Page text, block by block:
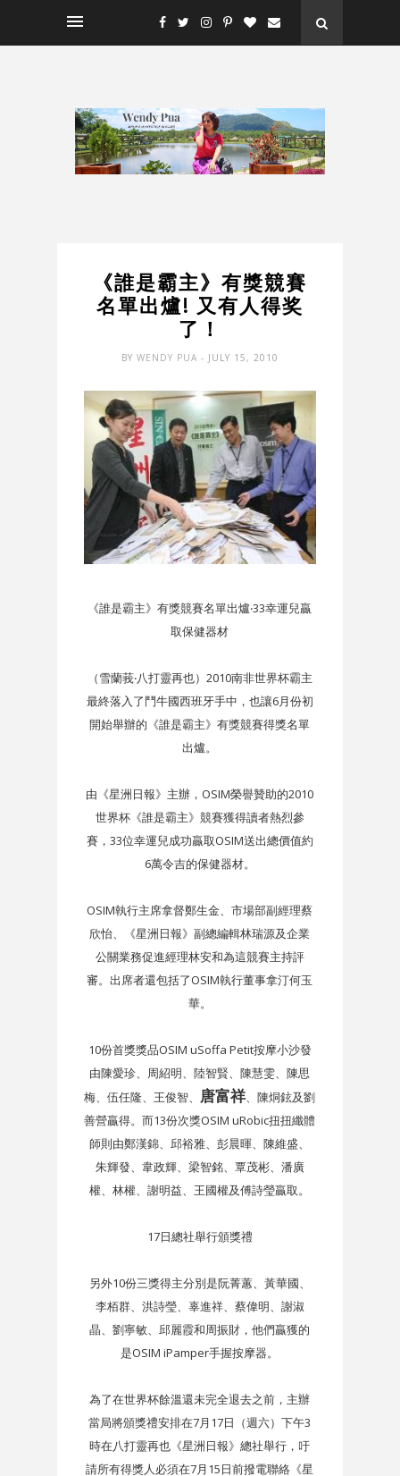
《誰是霸主》有獎競賽
名單出爐! 又有人得奖
了！
BY WENDY PUA - JULY 15, 2010
《誰是霸主》有獎競賽名單出爐‧33幸運兒贏
取保健器材
（雪蘭莪‧八打靈再也）2010南非世界杯霸主
最終落入了鬥牛國西班牙手中，也讓6月份初
開始舉辦的《誰是霸主》有獎競賽得獎名單
出爐。
由《星洲日報》主辦，OSIM榮譽贊助的2010
世界杯《誰是霸主》競賽獲得讀者熱烈參
賽，33位幸運兒成功贏取OSIM送出總價值約
6萬令吉的保健器材。
OSIM執行主席拿督鄭生金、市場部副經理蔡
欣怡、《星洲日報》副總編輯林瑞源及企業
公關業務促進經理林安和為這競賽主持評
審。出席者還包括了OSIM執行董事拿汀何玉
華。
10份首獎獎品OSIM uSoffa Petit按摩小沙發
由陳愛珍、周紹明、陸智賢、陳慧雯、陳思
梅、伍任隆、王俊智、 唐富祥、陳烔鉉及劉
善營贏得。而13份次獎OSIM uRobic扭扭纖體
師則由鄭漢錦、邱裕雅、彭晨暉、陳維盛、
朱輝發、韋政輝、梁智銘、覃茂彬、潘廣
權、林權、謝明益、王國權及傅詩瑩贏取。
17日總社舉行頒獎禮
另外10份三獎得主分別是阮菁蕙、黃華國、
李栢群、洪詩瑩、辜進祥、蔡偉明、謝淑
晶、劉寧敏、邱麗霞和周振財，他們贏獲的
是OSIM iPamper手握按摩器。
為了在世界杯餘溫還未完全退去之前，主辦
當局將頒獎禮安排在7月17日（週六）下午3
時在八打靈再也《星洲日報》總社舉行，吁
請所有得獎人必須在7月15日前撥電聯絡《星